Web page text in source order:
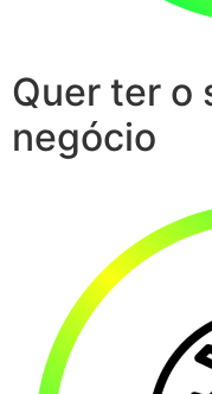
Quer ter o
negócio